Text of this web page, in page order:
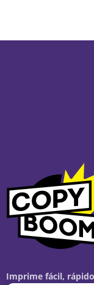
Imprime fácil,